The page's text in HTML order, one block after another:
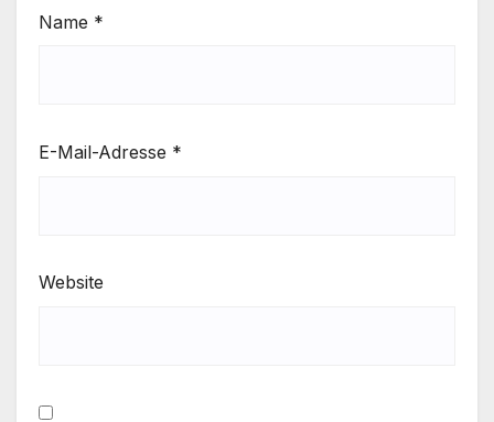
Name *
E-Mail-Adresse *
Website